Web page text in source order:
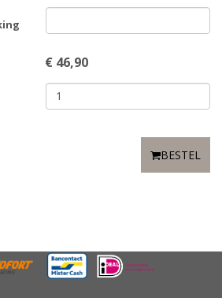
€ 46,90
BESTEL